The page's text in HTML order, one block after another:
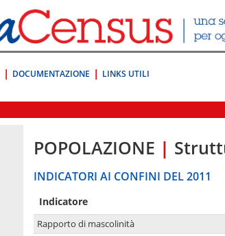
DOCUMENTAZIONE LINKS UTILI
POPOLAZIONE |
INDICATORI AI CONFINI DEL 2011
Indicatore
Rapporto di mascolinità